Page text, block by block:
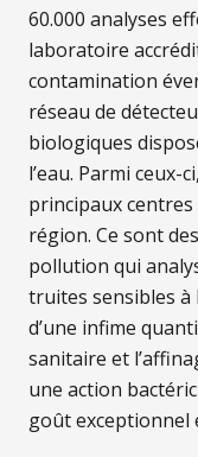
60.000 analyses
laboratoire
contamination
réseau de
biologiques
l’eau. Parmi
principaux
région. Ce sont
pollution qui
truites sensibles à
d’une infime
sanitaire et
une action
goût exceptionnel